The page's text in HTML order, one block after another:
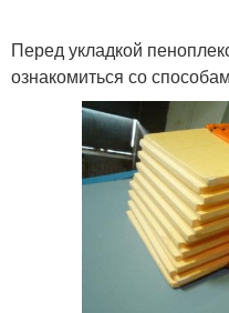
Перед укладкой
ознакомиться со